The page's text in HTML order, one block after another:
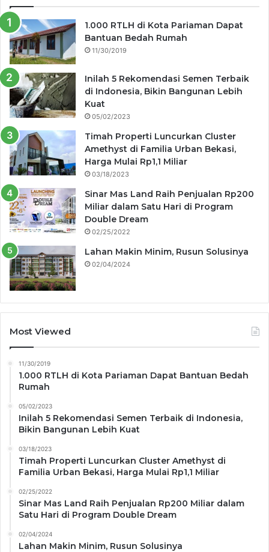
1.000 RTLH di Kota Pariaman Dapat
Bantuan Bedah Rumah
11/30/2019
Inilah 5 Rekomendasi Semen Terbaik
di Indonesia, Bikin Bangunan Lebih
Kuat
05/02/2023
Timah Properti Luncurkan Cluster
Amethyst di Familia Urban Bekasi,
Harga Mulai Rp1,1 Miliar
03/18/2023
Sinar Mas Land Raih Penjualan Rp200
Miliar dalam Satu Hari di Program
Double Dream
02/25/2022
Lahan Makin Minim, Rusun Solusinya
02/04/2024
Most Viewed
11/30/2019
1.000 RTLH di Kota Pariaman Dapat Bantuan Bedah
Rumah
05/02/2023
Inilah 5 Rekomendasi Semen Terbaik di Indonesia,
Bikin Bangunan Lebih Kuat
03/18/2023
Timah Properti Luncurkan Cluster Amethyst di
Familia Urban Bekasi, Harga Mulai Rp1,1 Miliar
02/25/2022
Sinar Mas Land Raih Penjualan Rp200 Miliar dalam
Satu Hari di Program Double Dream
02/04/2024
Lahan Makin Minim, Rusun Solusinya